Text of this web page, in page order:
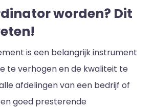
worden? Dit
is een belangrijk instrument
te verhogen en de kwaliteit te
afdelingen van een bedrijf of
goed presterende